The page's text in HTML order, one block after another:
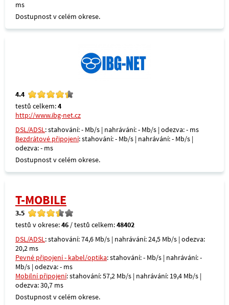
ms
Dostupnost v celém okrese.
4.4
testů celkem:4
http://www.ibg-net.cz
DSL/ADSL: stahování: - Mb/s | nahrávání: - Mb/s | odezva: - ms
Bezdrátové připojení: stahování: - Mb/s | nahrávání: - Mb/s |
odezva: - ms
Dostupnost v celém okrese.
T-MOBILE
3.5
testů v okrese:46 / testů celkem:48402
DSL/ADSL: stahování: 74,6 Mb/s | nahrávání: 24,5 Mb/s | odezva:
20,2 ms
Pevné připojení - kabel/optika: stahování: - Mb/s | nahrávání: -
Mb/s | odezva: - ms
Mobilní připojení: stahování: 57,2 Mb/s | nahrávání: 19,4 Mb/s |
odezva: 30,7 ms
Dostupnost v celém okrese.